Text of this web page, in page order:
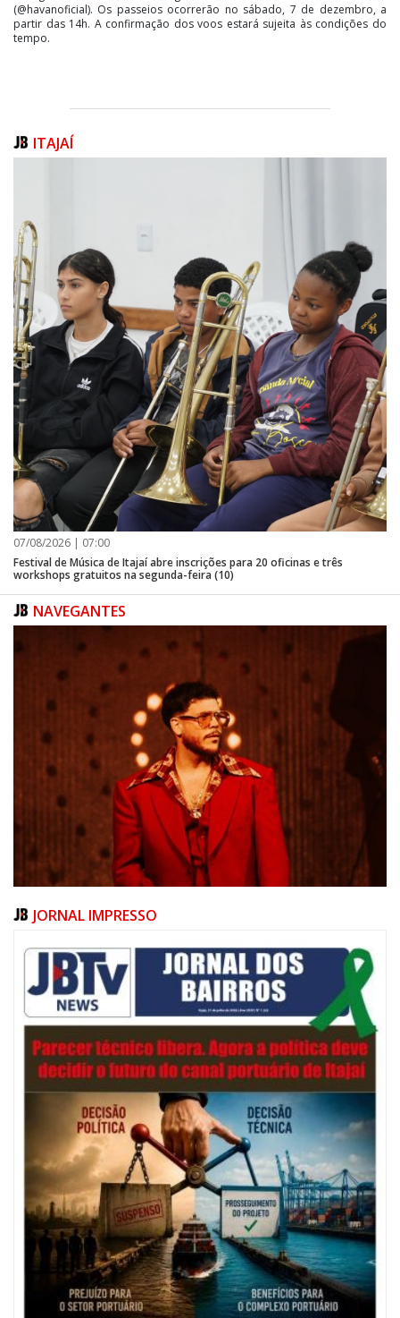
(@havanoficial). Os passeios ocorrerão no sábado, 7 de dezembro, a
partir das 14h. A confirmação dos voos estará sujeita às condições do
tempo.
ITAJAÍ
07/08/2026 | 07:00
Festival de Música de Itajaí abre inscrições para 20 oficinas e três
workshops gratuitos na segunda-feira (10)
NAVEGANTES
07/08/2026 | 07:00
Navegantes celebra 64 anos com shows nacionais de Ferrugem, Banda
Morada e Chiquito & Bordoneio
ITAJAÍ
JORNAL IMPRESSO